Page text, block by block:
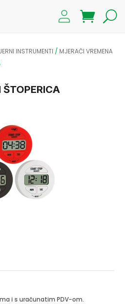
INSTRUMENTI / MJERAČI VREMENA
ŠTOPERICA
i s uračunatim PDV-om.